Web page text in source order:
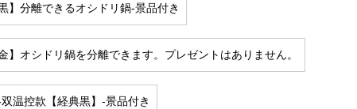
黒】分離できるオシドリ鍋-景品付き
金】オシドリ鍋を分離できます。プレゼントはありません。
温控款【経典黒】-景品付き